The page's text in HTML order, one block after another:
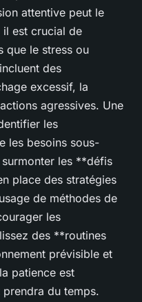
attentive peut le
il est crucial de
que le stress ou
des
excessif, la
agressives. Une
les
les besoins sous-
les **défis
place des stratégies
de méthodes de
les
des **routines
prévisible et
patience est
du temps.